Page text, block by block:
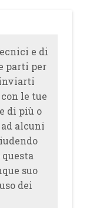
e di
parti per
le tue
di più o
alcuni
suo
dei